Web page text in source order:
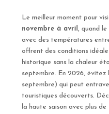
Le meilleur moment pour
novembre à avril, quand
avec des températures
offrent des conditions
historique sans la chaleur
septembre. En 2026, évitez
septembre) qui peut
touristiques découverts.
la haute saison avec plus